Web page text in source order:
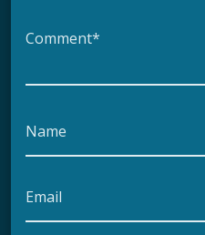
Comment*
Name
Email